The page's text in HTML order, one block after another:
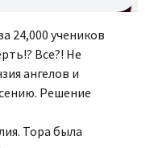
24,000 учеников
Все?! Не
ангелов и
Решение
Тора была